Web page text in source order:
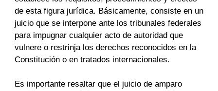
de esta figura jurídica. Básicamente, consiste en un
juicio que se interpone ante los tribunales federales
para impugnar cualquier acto de autoridad que
vulnere o restrinja los derechos reconocidos en la
Constitución o en tratados internacionales.
Es importante resaltar que el juicio de amparo